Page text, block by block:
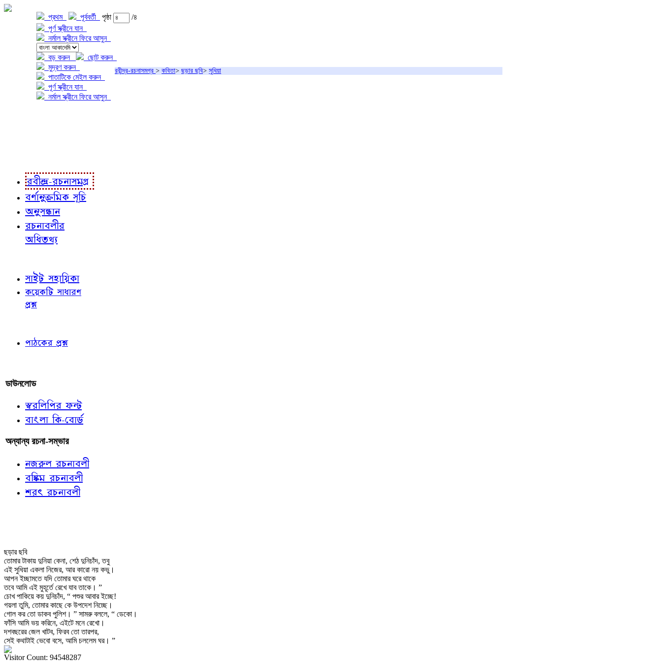
প্রথম পূর্ববর্তী পৃষ্ঠা
/৪
পূর্ণ স্ক্রীনে যান
নর্মাল স্ক্রীনে ফিরে আসুন
বড় করুন
ছোট করুন
মুদ্রণ করুন
পাতাটিকে মেইল করুন
পূর্ণ স্ক্রীনে যান
নর্মাল স্ক্রীনে ফিরে আসুন
রবীন্দ্র-রচনাসমগ্র > কবিতা> ছড়ার ছবি> সুধিয়া
রবীন্দ্র-রচনাসমগ্র
বর্ণানুক্রমিক সূচি
অনুসন্ধান
রচনাবলীর
অধিতথ্য
সাইট সহায়িকা
কয়েকটি সাধারণ
প্রশ্ন
পাঠকের প্রশ্ন
ডাউনলোড
স্বরলিপির ফন্ট
বাংলা কি-বোর্ড
অন্যান্য রচনা-সম্ভার
নজরুল রচনাবলী
বঙ্কিম রচনাবলী
শরৎ রচনাবলী
ছড়ার ছবি
তোমার টাকায় দুনিয়া কেনা, শেঠ দুনিচাঁদ, তবু
এই সুধিয়া একলা নিজের, আর কারো নয় কভু।
আপন ইচ্ছামতে যদি তোমার ঘরে থাকে
তবে আমি এই মুহূর্তে রেখে যাব তাকে। ”
চোখ পাকিয়ে কয় দুনিচাঁদ, “ পশুর আবার ইচ্ছে!
গয়লা তুমি, তোমার কাছে কে উপদেশ নিচ্ছে।
গোল কর তো ডাকব পুলিশ। ” সামরু বললে, “ ডেকো।
ফাঁসি আমি ভয় করিনে, এইটে মনে রেখো।
দশবছরের জেল খাটব, ফিরব তো তারপর,
সেই কথাটাই ভেবো বসে, আমি চললেম ঘর। ”
Visitor Count: 94548287